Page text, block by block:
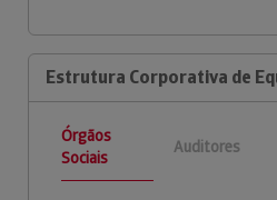
Estrutura Corporativa de
Órgãos
Sociais
Auditores